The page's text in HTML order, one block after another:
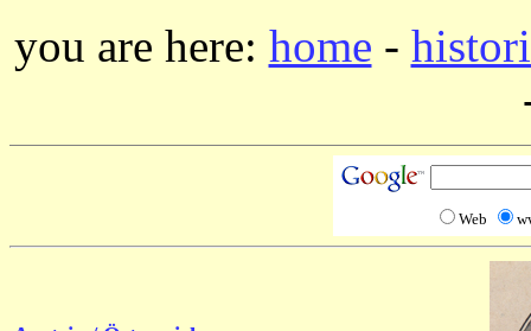
you are here: home -
Web